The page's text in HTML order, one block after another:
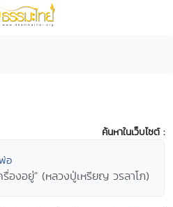
ค้นหาในเว็บไซต์ :
อ
รื่องอยู่" (หลวงปู่เหรียญ วรลาโภ)